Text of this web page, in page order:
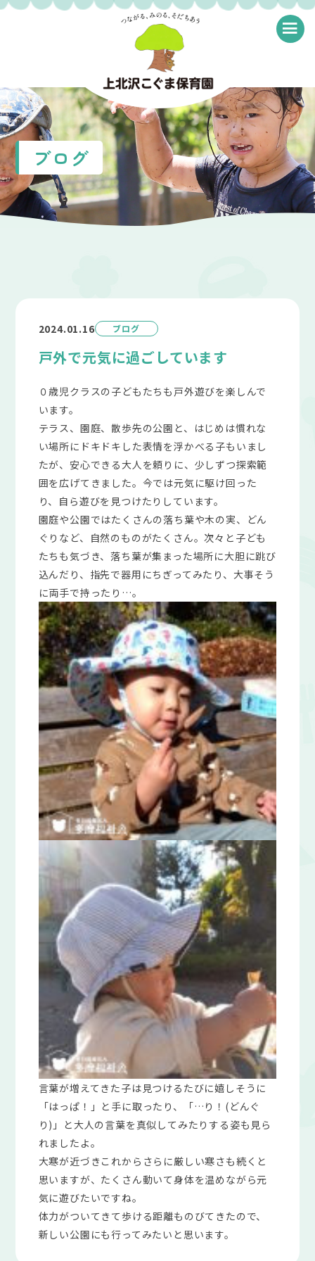
≡
ブログ
2024.01.16 ブログ
戸外で元気に過ごしています
０歳児クラスの子どもたちも戸外遊びを楽しんで
います。
テラス、園庭、散歩先の公園と、はじめは慣れな
い場所にドキドキした表情を浮かべる子もいまし
たが、安心できる大人を頼りに、少しずつ探索範
囲を広げてきました。今では元気に駆け回った
り、自ら遊びを見つけたりしています。
園庭や公園ではたくさんの落ち葉や木の実、どん
ぐりなど、自然のものがたくさん。次々と子ども
たちも気づき、落ち葉が集まった場所に大胆に跳び
込んだり、指先で器用にちぎってみたり、大事そう
に両手で持ったり…。
言葉が増えてきた子は見つけるたびに嬉しそうに
「はっぱ！」と手に取ったり、「…り！(どんぐ
り)」と大人の言葉を真似してみたりする姿も見ら
れましたよ。
大寒が近づきこれからさらに厳しい寒さも続くと
思いますが、たくさん動いて身体を温めながら元
気に遊びたいですね。
体力がついてきて歩ける距離ものびてきたので、
新しい公園にも行ってみたいと思います。